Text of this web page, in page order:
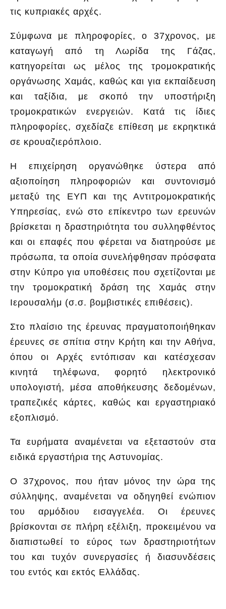
τις κυπριακές αρχές.
Σύμφωνα με πληροφορίες, ο 37χρονος, με
καταγωγή από τη Λωρίδα της Γάζας,
κατηγορείται ως μέλος της τρομοκρατικής
οργάνωσης Χαμάς, καθώς και για εκπαίδευση
και ταξίδια, με σκοπό την υποστήριξη
τρομοκρατικών ενεργειών. Κατά τις ίδιες
πληροφορίες, σχεδίαζε επίθεση με εκρηκτικά
σε κρουαζιερόπλοιο.
Η επιχείρηση οργανώθηκε ύστερα από
αξιοποίηση πληροφοριών και συντονισμό
μεταξύ της ΕΥΠ και της Αντιτρομοκρατικής
Υπηρεσίας, ενώ στο επίκεντρο των ερευνών
βρίσκεται η δραστηριότητα του συλληφθέντος
και οι επαφές που φέρεται να διατηρούσε με
πρόσωπα, τα οποία συνελήφθησαν πρόσφατα
στην Κύπρο για υποθέσεις που σχετίζονται με
την τρομοκρατική δράση της Χαμάς στην
Ιερουσαλήμ (σ.σ. βομβιστικές επιθέσεις).
Στο πλαίσιο της έρευνας πραγματοποιήθηκαν
έρευνες σε σπίτια στην Κρήτη και την Αθήνα,
όπου οι Αρχές εντόπισαν και κατέσχεσαν
κινητά τηλέφωνα, φορητό ηλεκτρονικό
υπολογιστή, μέσα αποθήκευσης δεδομένων,
τραπεζικές κάρτες, καθώς και εργαστηριακό
εξοπλισμό.
Τα ευρήματα αναμένεται να εξεταστούν στα
ειδικά εργαστήρια της Αστυνομίας.
Ο 37χρονος, που ήταν μόνος την ώρα της
σύλληψης, αναμένεται να οδηγηθεί ενώπιον
του αρμόδιου εισαγγελέα. Οι έρευνες
βρίσκονται σε πλήρη εξέλιξη, προκειμένου να
διαπιστωθεί το εύρος των δραστηριοτήτων
του και τυχόν συνεργασίες ή διασυνδέσεις
του εντός και εκτός Ελλάδας.